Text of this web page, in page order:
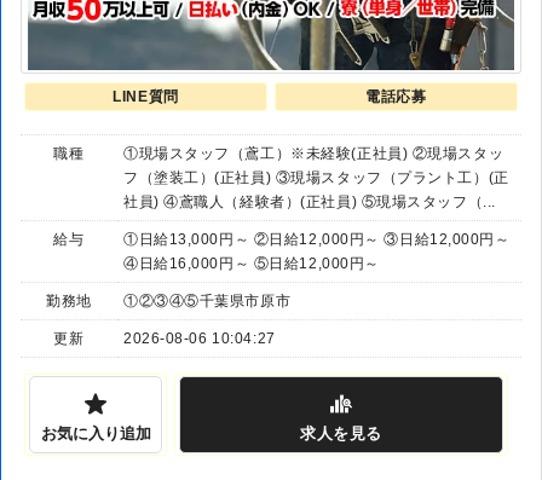
LINE質問 電話応募
職種
①現場スタッフ（鳶工）※未経験(正社員) ②現場スタッ
フ（塗装工）(正社員) ③現場スタッフ（プラント工）(正
社員) ④鳶職人（経験者）(正社員) ⑤現場スタッフ（...
給与
①日給13,000円～ ②日給12,000円～ ③日給12,000円～
④日給16,000円～ ⑤日給12,000円～
勤務地 ①②③④⑤千葉県市原市
更新 2026-08-06 10:04:27
お気に入り追加 求人を見る